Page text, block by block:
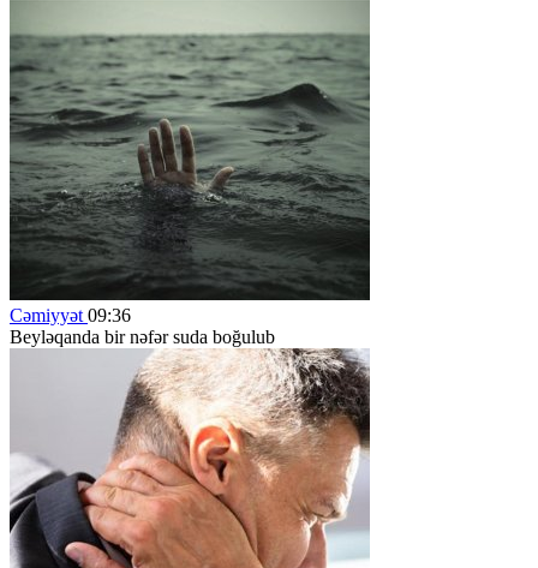
Cəmiyyət 09:36
Beyləqanda bir nəfər suda boğulub